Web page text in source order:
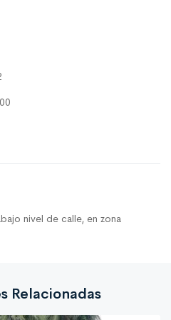
nivel de calle, en zona
Relacionadas